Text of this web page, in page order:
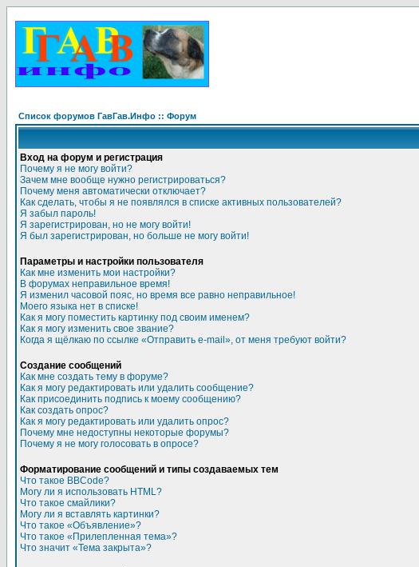
Список форумов ГавГав.Инфо :: Форум
Вход на форум и регистрация
Почему я не могу войти?
Зачем мне вообще нужно регистрироваться?
Почему меня автоматически отключает?
Как сделать, чтобы я не появлялся в списке активных пользователей?
Я забыл пароль!
Я зарегистрирован, но не могу войти!
Я был зарегистрирован, но больше не могу войти!
Параметры и настройки пользователя
Как мне изменить мои настройки?
В форумах неправильное время!
Я изменил часовой пояс, но время все равно неправильное!
Моего языка нет в списке!
Как я могу поместить картинку под своим именем?
Как я могу изменить свое звание?
Когда я щёлкаю по ссылке «Отправить e-mail», от меня требуют войти?
Создание сообщений
Как мне создать тему в форуме?
Как я могу редактировать или удалить сообщение?
Как присоединить подпись к моему сообщению?
Как создать опрос?
Как я могу редактировать или удалить опрос?
Почему мне недоступны некоторые форумы?
Почему я не могу голосовать в опросе?
Форматирование сообщений и типы создаваемых тем
Что такое BBCode?
Могу ли я использовать HTML?
Что такое смайлики?
Могу ли я вставлять картинки?
Что такое «Объявление»?
Что такое «Прилепленная тема»?
Что значит «Тема закрыта»?